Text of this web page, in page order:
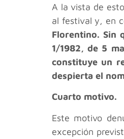
A la vista de
al festival y, en
Florentino. Sin
1/1982, de 5
constituye un
despierta el
Cuarto motivo.
Este motivo
excepción